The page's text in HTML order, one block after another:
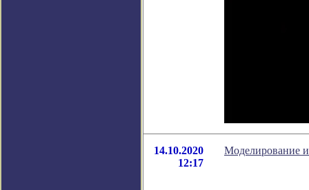
14.10.2020
12:17
Моделирование